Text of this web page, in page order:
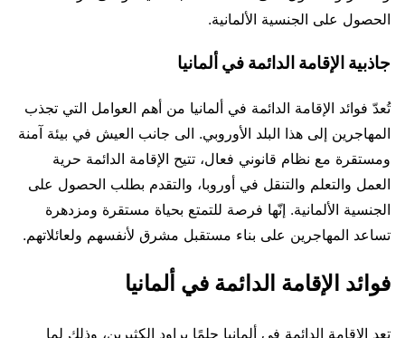
الحصول على الجنسية الألمانية.
جاذبية الإقامة الدائمة في ألمانيا
تُعدّ فوائد الإقامة الدائمة في ألمانيا من أهم العوامل التي تجذب
المهاجرين إلى هذا البلد الأوروبي. الى جانب العيش في بيئة آمنة
ومستقرة مع نظام قانوني فعال، تتيح الإقامة الدائمة حرية
العمل والتعلم والتنقل في أوروبا، والتقدم بطلب الحصول على
الجنسية الألمانية. إنّها فرصة للتمتع بحياة مستقرة ومزدهرة
تساعد المهاجرين على بناء مستقبل مشرق لأنفسهم ولعائلاتهم.
فوائد الإقامة الدائمة في ألمانيا
تعد الإقامة الدائمة في ألمانيا حلمًا يراود الكثيرين، وذلك لما